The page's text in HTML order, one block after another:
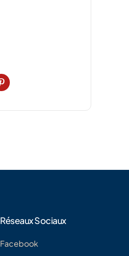
Réseaux Sociaux
Facebook